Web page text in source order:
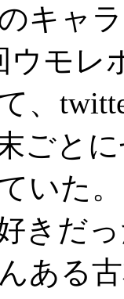
キャ
ウモレ
、
ごと
いた
きだ
んある